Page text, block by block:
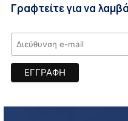
Γραφτείτε για να